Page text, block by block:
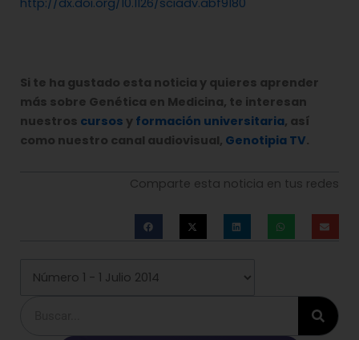
Si te ha gustado esta noticia y quieres aprender
más sobre Genética en Medicina, te interesan
nuestros cursos y formación universitaria, así
como nuestro canal audiovisual, Genotipia TV.
Comparte esta noticia en tus redes